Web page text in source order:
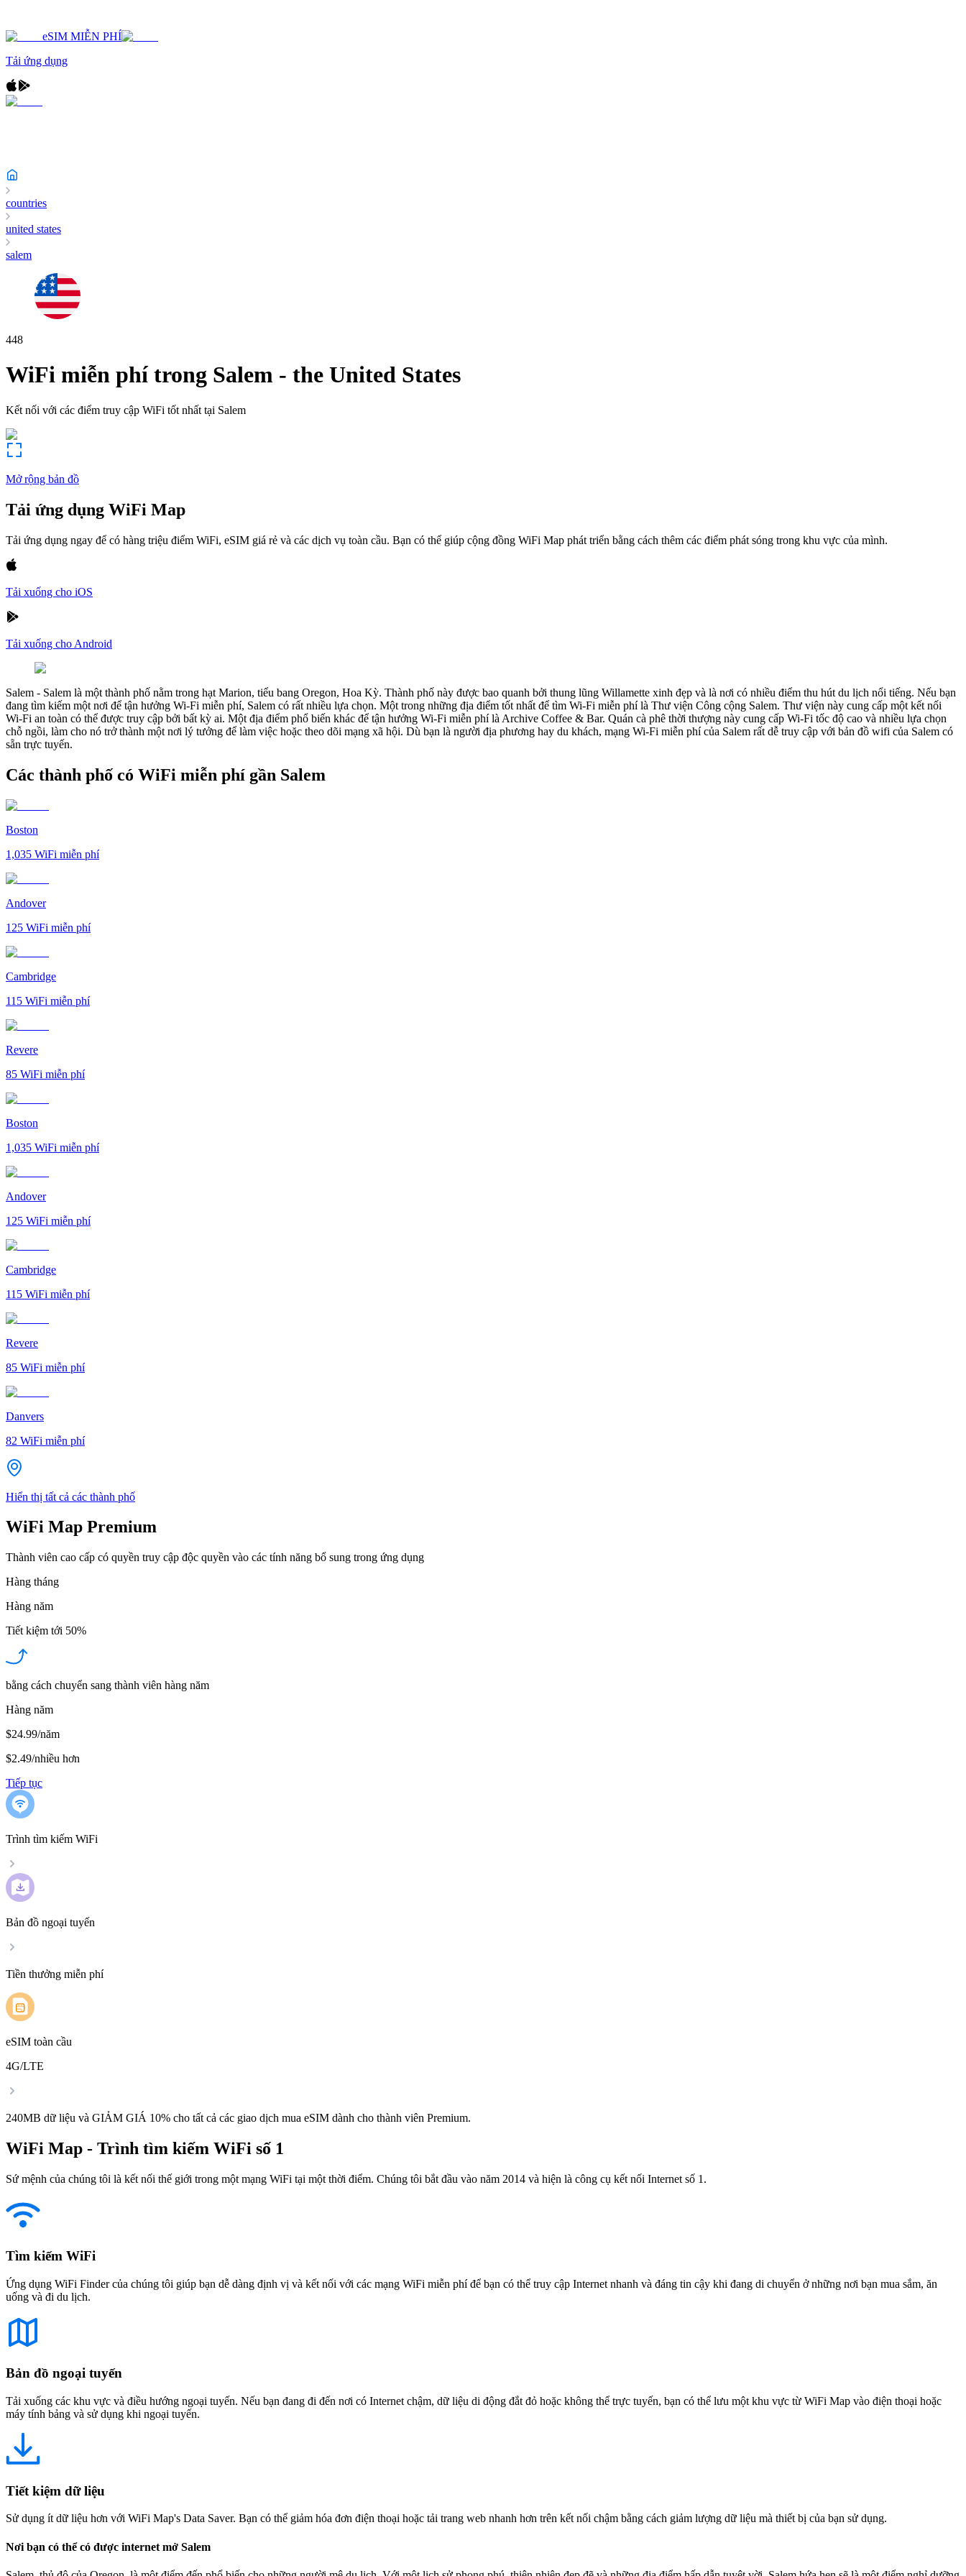
eSIM MIỄN PHÍ
Tải ứng dụng
countries
united states
salem
448
WiFi miễn phí trong Salem - the United States
Kết nối với các điểm truy cập WiFi tốt nhất tại Salem
Mở rộng bản đồ
Tải ứng dụng WiFi Map
Tải ứng dụng ngay để có hàng triệu điểm WiFi, eSIM giá rẻ và các dịch vụ toàn cầu. Bạn có thể giúp cộng đồng WiFi Map phát triển bằng cách thêm các điểm phát sóng trong khu vực của mình.
Tải xuống cho iOS
Tải xuống cho Android
Salem - Salem là một thành phố nằm trong hạt Marion, tiểu bang Oregon, Hoa Kỳ. Thành phố này được bao quanh bởi thung lũng Willamette xinh đẹp và là nơi có nhiều điểm thu hút du lịch nổi tiếng. Nếu bạn
đang tìm kiếm một nơi để tận hưởng Wi-Fi miễn phí, Salem có rất nhiều lựa chọn. Một trong những địa điểm tốt nhất để tìm Wi-Fi miễn phí là Thư viện Công cộng Salem. Thư viện này cung cấp một kết nối
Wi-Fi an toàn có thể được truy cập bởi bất kỳ ai. Một địa điểm phổ biến khác để tận hưởng Wi-Fi miễn phí là Archive Coffee & Bar. Quán cà phê thời thượng này cung cấp Wi-Fi tốc độ cao và nhiều lựa chọn
chỗ ngồi, làm cho nó trở thành một nơi lý tưởng để làm việc hoặc theo dõi mạng xã hội. Dù bạn là người địa phương hay du khách, mạng Wi-Fi miễn phí của Salem rất dễ truy cập với bản đồ wifi của Salem có
sẵn trực tuyến.
Các thành phố có WiFi miễn phí gần Salem
Boston
1,035 WiFi miễn phí
Andover
125 WiFi miễn phí
Cambridge
115 WiFi miễn phí
Revere
85 WiFi miễn phí
Boston
1,035 WiFi miễn phí
Andover
125 WiFi miễn phí
Cambridge
115 WiFi miễn phí
Revere
85 WiFi miễn phí
Danvers
82 WiFi miễn phí
Hiển thị tất cả các thành phố
WiFi Map Premium
Thành viên cao cấp có quyền truy cập độc quyền vào các tính năng bổ sung trong ứng dụng
Hàng tháng
Hàng năm
Tiết kiệm tới 50%
bằng cách chuyển sang thành viên hàng năm
Hàng năm
$24.99/năm
$2.49/nhiều hơn
Tiếp tục
Trình tìm kiếm WiFi
Bản đồ ngoại tuyến
Tiền thưởng miễn phí
eSIM toàn cầu
4G/LTE
240MB dữ liệu và GIẢM GIÁ 10% cho tất cả các giao dịch mua eSIM dành cho thành viên Premium.
WiFi Map - Trình tìm kiếm WiFi số 1
Sứ mệnh của chúng tôi là kết nối thế giới trong một mạng WiFi tại một thời điểm. Chúng tôi bắt đầu vào năm 2014 và hiện là công cụ kết nối Internet số 1.
Tìm kiếm WiFi
Ứng dụng WiFi Finder của chúng tôi giúp bạn dễ dàng định vị và kết nối với các mạng WiFi miễn phí để bạn có thể truy cập Internet nhanh và đáng tin cậy khi đang di chuyển ở những nơi bạn mua sắm, ăn
uống và đi du lịch.
Bản đồ ngoại tuyến
Tải xuống các khu vực và điều hướng ngoại tuyến. Nếu bạn đang đi đến nơi có Internet chậm, dữ liệu di động đắt đỏ hoặc không thể trực tuyến, bạn có thể lưu một khu vực từ WiFi Map vào điện thoại hoặc
máy tính bảng và sử dụng khi ngoại tuyến.
Tiết kiệm dữ liệu
Sử dụng ít dữ liệu hơn với WiFi Map's Data Saver. Bạn có thể giảm hóa đơn điện thoại hoặc tải trang web nhanh hơn trên kết nối chậm bằng cách giảm lượng dữ liệu mà thiết bị của bạn sử dụng.
Nơi bạn có thể có được internet mở Salem